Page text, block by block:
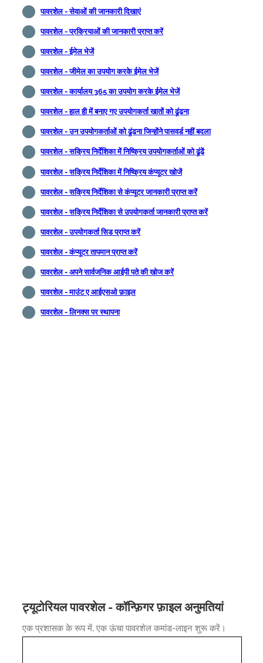
पावरशेल - सेवाओं की जानकारी दिखाएं
पावरशेल - प्रक्रियाओं की जानकारी प्राप्त करें
पावरशेल - ईमेल भेजें
पावरशेल - जीमेल का उपयोग करके ईमेल भेजें
पावरशेल - कार्यालय 365 का उपयोग करके ईमेल भेजें
पावरशेल - हाल ही में बनाए गए उपयोगकर्ता खातों को ढूंढना
पावरशेल - उन उपयोगकर्ताओं को ढूंढना जिन्होंने पासवर्ड नहीं बदला
पावरशेल - सक्रिय निर्देशिका में निष्क्रिय उपयोगकर्ताओं को ढूंढें
पावरशेल - सक्रिय निर्देशिका में निष्क्रिय कंप्यूटर खोजें
पावरशेल - सक्रिय निर्देशिका से कंप्यूटर जानकारी प्राप्त करें
पावरशेल - सक्रिय निर्देशिका से उपयोगकर्ता जानकारी प्राप्त करें
पावरशेल - उपयोगकर्ता सिड प्राप्त करें
पावरशेल - कंप्यूटर तापमान प्राप्त करें
पावरशेल - अपने सार्वजनिक आईपी पते की खोज करें
पावरशेल - माउंट ए आईएसओ फ़ाइल
पावरशेल - लिनक्स पर स्थापना
ट्यूटोरियल पावरशेल - कॉन्फ़िगर फ़ाइल अनुमतियां
एक प्रशासक के रूप में, एक ऊंचा पावरशेल कमांड-लाइन शुरू करें।